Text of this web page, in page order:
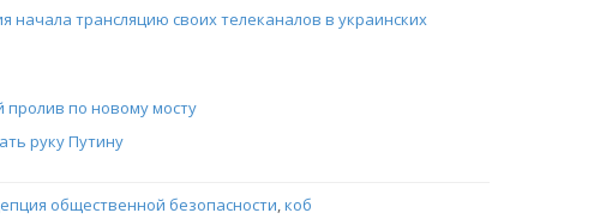
начала трансляцию своих телеканалов в украинских
пролив по новому мосту
руку Путину
общественной безопасности коб